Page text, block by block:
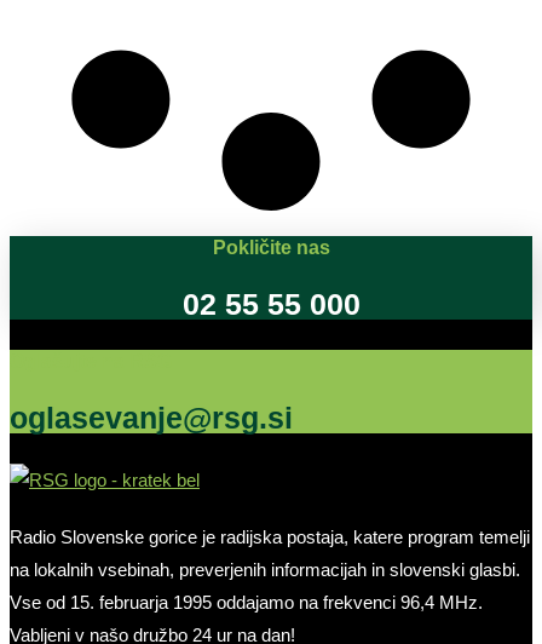
Pokličite nas
02 55 55 000
oglasevanje@rsg.si
Radio Slovenske gorice je radijska postaja, katere program temelji
na lokalnih vsebinah, preverjenih informacijah in slovenski glasbi.
Vse od 15. februarja 1995 oddajamo na frekvenci 96,4 MHz.
Vabljeni v našo družbo 24 ur na dan!